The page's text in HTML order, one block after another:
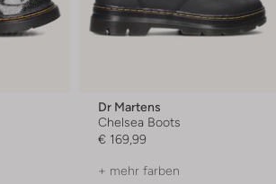
Dr Martens
Chelsea Boots
€ 169,99
+ mehr farben